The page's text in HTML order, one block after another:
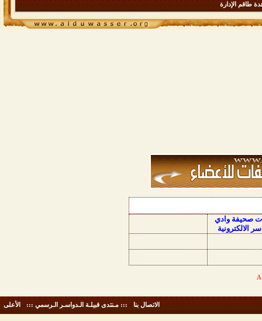
طاقم الإدارة
صحيفة وادي
الالكترونية
الاتصال بنا - ::: مـنتدى قبيلـة الـدواسـر الـرسمي ::: - الأعلى